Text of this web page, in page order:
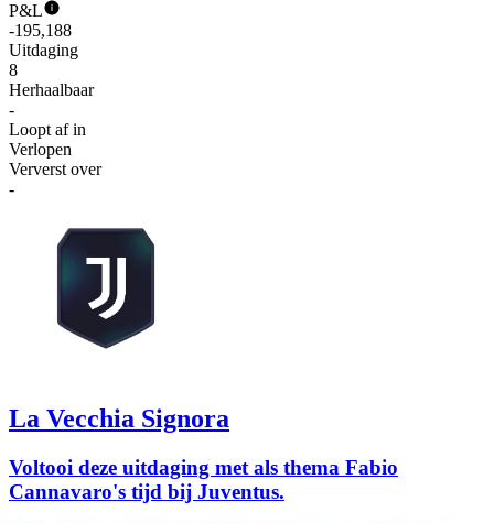
P&L
-195,188
Uitdaging
8
Herhaalbaar
-
Loopt af in
Verlopen
Ververst over
-
La Vecchia Signora
Voltooi deze uitdaging met als thema Fabio
Cannavaro's tijd bij Juventus.